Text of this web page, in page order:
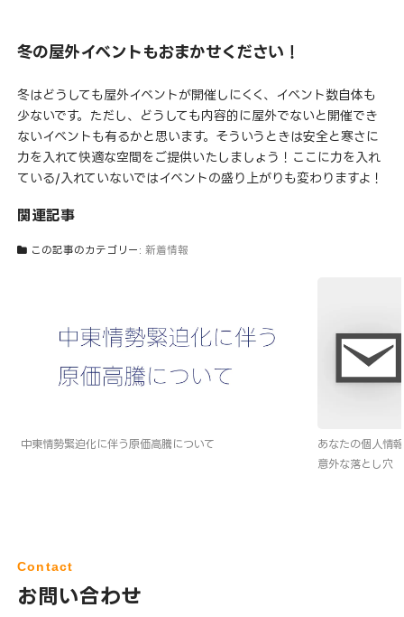
冬の屋外イベントもおまかせください！
冬はどうしても屋外イベントが開催しにくく、イベント数自体も
少ないです。ただし、どうしても内容的に屋外でないと開催でき
ないイベントも有るかと思います。そういうときは安全と寒さに
力を入れて快適な空間をご提供いたしましょう！ここに力を入れ
ている/入れていないではイベントの盛り上がりも変わりますよ！
関連記事
この記事のカテゴリー: 新着情報
中東情勢緊迫化に伴う原価高騰について
あなたの個人情
意外な落とし穴
Contact
お問い合わせ